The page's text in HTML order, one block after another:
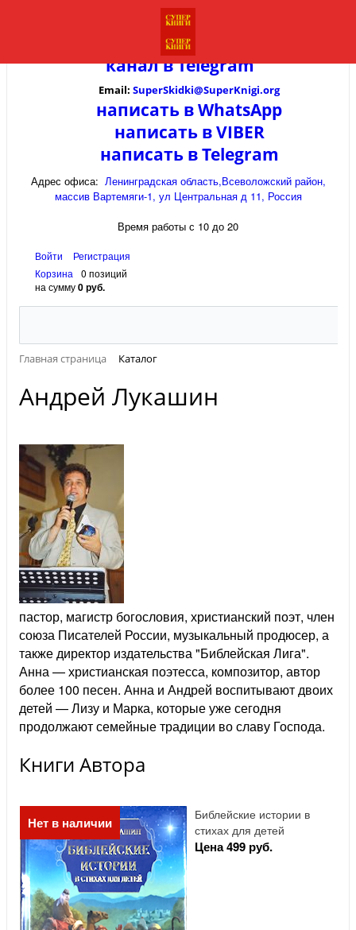
канал вTelegram
Email: SuperSkidki@SuperKnigi.org
написать в WhatsApp
написать в VIBER
написать в Telegram
Адрес офиса: Ленинградская область,Всеволожский район,
массив Вартемяги-1, ул Центральная д 11, Россия
Время работы с 10 до 20
Войти
Регистрация
Корзина
0 позиций
на сумму0 руб.
Главная страница Каталог
Андрей Лукашин
пастор, магистр богословия, христианский поэт, член
союза Писателей России, музыкальный продюсер, а
также директор издательства "Библейская Лига".
Анна — христианская поэтесса, композитор, автор
более 100 песен. Анна и Андрей воспитывают двоих
детей — Лизу и Марка, которые уже сегодня
продолжают семейные традиции во славу Господа.
Книги Автора
Нет в наличии
Библейские истории в
стихах для детей
Цена 499 руб.